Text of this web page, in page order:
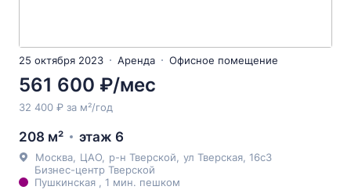
25 октября 2023 Аренда Офисное помещение
561 600 ₽/мес
32 400 ₽ за м²/год
208 м² этаж 6
Москва ЦАО р-н Тверской ул Тверская , 16с3
Бизнес-центр Тверской
Пушкинская , 1 мин. пешком